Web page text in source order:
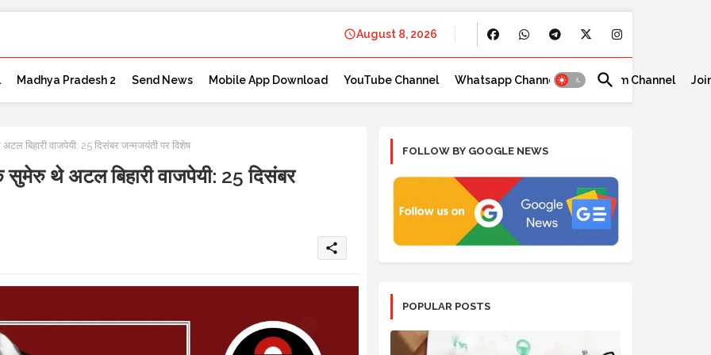
August 8, 2026
Madhya Pradesh 2 Send News Mobile App Download YouTube Channel Whatsapp Channel Telegram Channel
बिहारी वाजपेयी: 25 दिसंबर जन्मजयंती पर विशेष
के सुमेरु थे अटल बिहारी वाजपेयी: 25 दिसंबर
share
FOLLOW BY GOOGLE NEWS
POPULAR POSTS